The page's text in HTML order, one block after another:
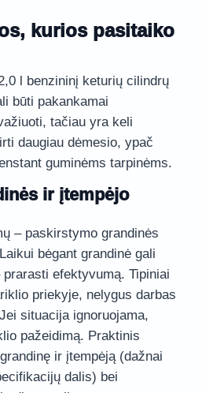
kurios pasitaiko
l benzininį keturių cilindrų
būti pakankamai
tačiau yra keli
daugiau dėmesio, ypač
guminėms tarpinėms.
ir įtempėjo
– paskirstymo grandinės
bėgant grandinė gali
efektyvumą. Tipiniai
priekyje, nelygus darbas
situacija ignoruojama,
pažeidimą. Praktinis
ir įtempėją (dažnai
dalis) bei